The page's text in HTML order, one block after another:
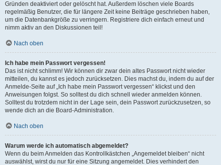
Gründen deaktiviert oder gelöscht hat. Außerdem löschen viele Boards
regelmäßig Benutzer, die für längere Zeit keine Beiträge geschrieben haben,
um die Datenbankgröße zu verringern. Registriere dich einfach erneut und
nimm aktiv an den Diskussionen teil!
Nach oben
Ich habe mein Passwort vergessen!
Das ist nicht schlimm! Wir können dir zwar dein altes Passwort nicht wieder
mitteilen, du kannst es jedoch zurücksetzen. Dies machst du, indem du auf der
Anmelde-Seite auf „Ich habe mein Passwort vergessen“ klickst und den
Anweisungen folgst. So solltest du dich schnell wieder anmelden können.
Solltest du trotzdem nicht in der Lage sein, dein Passwort zurückzusetzen, so
wende dich an die Board-Administration.
Nach oben
Warum werde ich automatisch abgemeldet?
Wenn du beim Anmelden das Kontrollkästchen „Angemeldet bleiben“ nicht
auswählst, wirst du nur für eine Sitzung angemeldet. Dies verhindert den